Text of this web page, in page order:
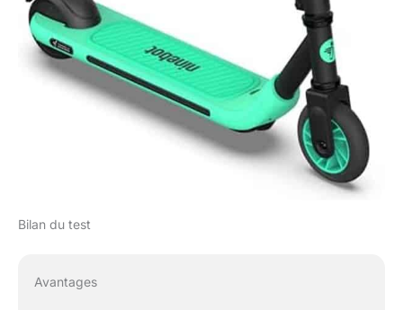
Bilan du test
Avantages